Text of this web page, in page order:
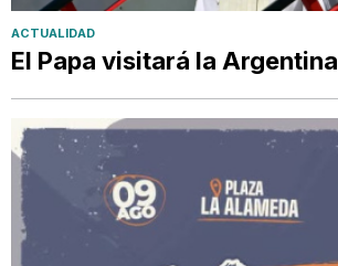
ACTUALIDAD
El Papa visitará la Argentina